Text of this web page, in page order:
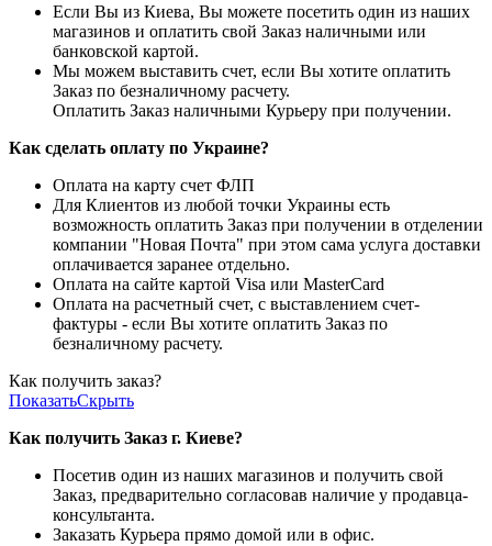
Если Вы из Киева, Вы можете посетить один из наших
магазинов и оплатить свой Заказ наличными или
банковской картой.
Мы можем выставить счет, если Вы хотите оплатить
Заказ по безналичному расчету.
Оплатить Заказ наличными Курьеру при получении.
Как сделать оплату по Украине?
Оплата на карту счет ФЛП
Для Клиентов из любой точки Украины есть
возможность оплатить Заказ при получении в отделении
компании "Новая Почта" при этом сама услуга доставки
оплачивается заранее отдельно.
Оплата на сайте картой Visa или MasterCard
Оплата на расчетный счет, с выставлением счет-
фактуры - если Вы хотите оплатить Заказ по
безналичному расчету.
Как получить заказ?
ПоказатьСкрыть
Как получить Заказ г. Киеве?
Посетив один из наших магазинов и получить свой
Заказ, предварительно согласовав наличие у продавца-
консультанта.
Заказать Курьера прямо домой или в офис.